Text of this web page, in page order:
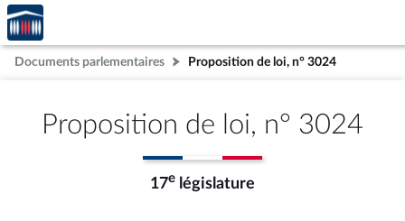
Aller au contenu
Aller en bas de la page
Accèder
à la
page
d'accueil
Documents parlementaires Proposition de loi, n° 3024
Proposition de loi, n° 3024
17e législature